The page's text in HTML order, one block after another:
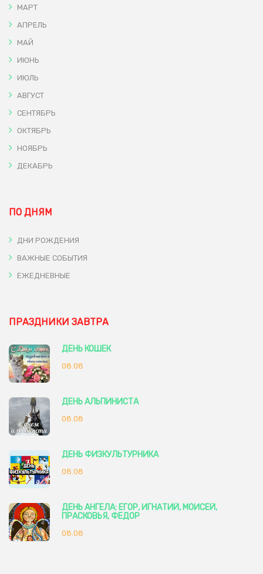
МАРТ
АПРЕЛЬ
МАЙ
ИЮНЬ
ИЮЛЬ
АВГУСТ
СЕНТЯБРЬ
ОКТЯБРЬ
НОЯБРЬ
ДЕКАБРЬ
ПО ДНЯМ
ДНИ РОЖДЕНИЯ
ВАЖНЫЕ СОБЫТИЯ
ЕЖЕДНЕВНЫЕ
ПРАЗДНИКИ ЗАВТРА
ДЕНЬ КОШЕК
08.08
ДЕНЬ АЛЬПИНИСТА
08.08
ДЕНЬ ФИЗКУЛЬТУРНИКА
08.08
ДЕНЬ АНГЕЛА: ЕГОР, ИГНАТИЙ, МОИСЕЙ,
ПРАСКОВЬЯ, ФЕДОР
08.08